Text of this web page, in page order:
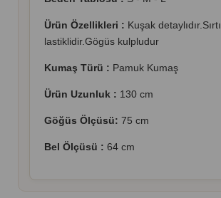
Ürün Özellikleri : Kuşak detaylıdır.Sırtı
lastiklidir.Gögüs kulpludur
Kumaş Türü : Pamuk Kumaş
Ürün Uzunluk : 130 cm
Göğüs Ölçüsü: 75 cm
Bel Ölçüsü : 64 cm